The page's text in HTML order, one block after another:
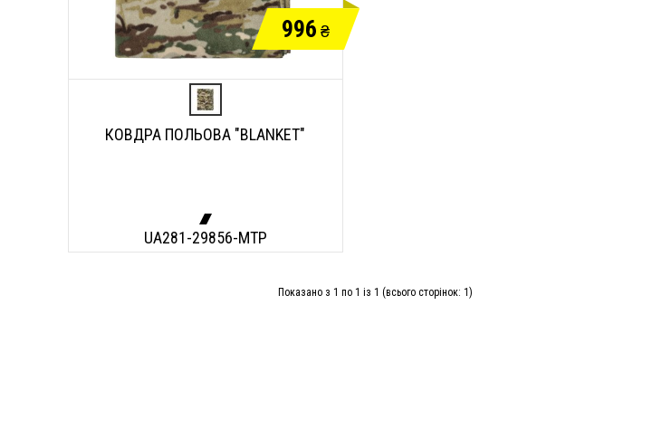
996 ₴
КОВДРА ПОЛЬОВА "BLANKET"
UA281-29856-MTP
Показано з 1 по 1 із 1 (всього сторінок: 1)